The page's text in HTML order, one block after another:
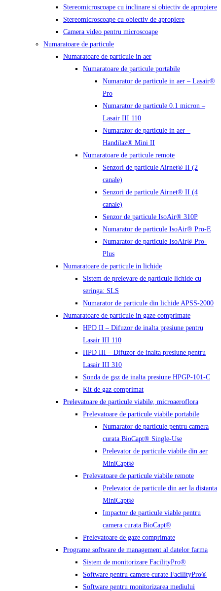
Stereomicroscoape cu inclinare si obiectiv de apropiere
Stereomicroscoape cu obiectiv de apropiere
Camera video pentru microscoape
Numaratoare de particule
Numaratoare de particule in aer
Numaratoare de particule portabile
Numarator de particule in aer – Lasair®
Pro
Numarator de particule 0.1 micron –
Lasair III 110
Numarator de particule in aer –
Handilaz® Mini II
Numaratoare de particule remote
Senzori de particule Airnet® II (2
canale)
Senzori de particule Airnet® II (4
canale)
Senzor de particule IsoAir® 310P
Numarator de particule IsoAir® Pro-E
Numarator de particule IsoAir® Pro-
Plus
Numaratoare de particule in lichide
Sistem de prelevare de particule lichide cu
seringa: SLS
Numarator de particule din lichide APSS-2000
Numaratoare de particule in gaze comprimate
HPD II – Difuzor de inalta presiune pentru
Lasair III 110
HPD III – Difuzor de inalta presiune pentru
Lasair III 310
Sonda de gaz de inalta presiune HPGP-101-C
Kit de gaz comprimat
Prelevatoare de particule viabile, microaeroflora
Prelevatoare de particule viabile portabile
Numarator de particule pentru camera
curata BioCapt® Single-Use
Prelevator de particule viabile din aer
MiniCapt®
Prelevatoare de particule viabile remote
Prelevator de particule din aer la distanta
MiniCapt®
Impactor de particule viable pentru
camera curata BioCapt®
Prelevatoare de gaze comprimate
Programe software de management al datelor farma
Sistem de monitorizare FacilityPro®
Software pentru camere curate FacilityPro®
Software pentru monitorizarea mediului